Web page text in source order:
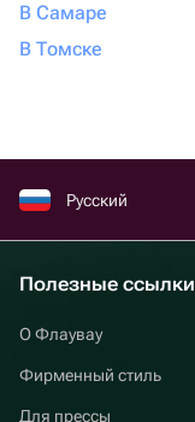
В Самаре
В Томске
Русский
Полезные ссылки
О Флаувау
Фирменный стиль
Для прессы